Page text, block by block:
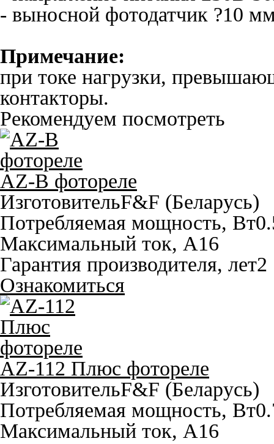
- выносной фотодатчик ?10
Примечание:
при токе нагрузки,
контакторы.
Рекомендуем посмотреть
AZ-B фотореле
ИзготовительF&F (Беларусь)
Потребляемая мощность, Вт
Максимальный ток, A16
Гарантия производителя, лет2
Ознакомиться
AZ-112 Плюс фотореле
ИзготовительF&F (Беларусь)
Потребляемая мощность, Вт
Максимальный ток, A16